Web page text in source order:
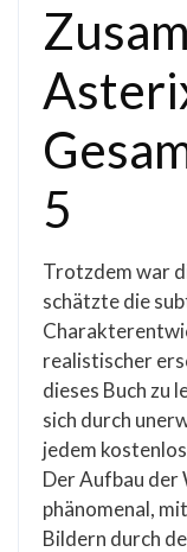
5
Trotzdem war
schätzte die
realistischer
dieses Buch zu
sich durch
jedem
Der Aufbau der
phänomenal,
Bildern durch